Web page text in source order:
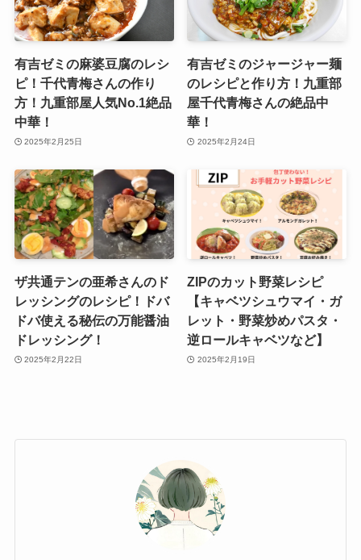
有吉ゼミの麻婆豆腐のレシ
ピ！千代青梅さんの作り
方！九重部屋人気No.1絶品
中華！
2025年2月25日
有吉ゼミのジャージャー麺
のレシピと作り方！九重部
屋千代青梅さんの絶品中
華！
2025年2月24日
ザ共通テンの亜希さんのド
レッシングのレシピ！ドバ
ドバ使える秘伝の万能醤油
ドレッシング！
2025年2月22日
ZIPのカット野菜レシピ
【キャベツシュウマイ・ガ
レット・野菜炒めパスタ・
逆ロールキャベツなど】
2025年2月19日